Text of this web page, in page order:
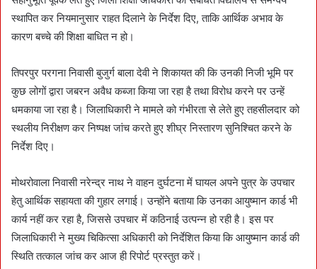
स्थापित कर नियमानुसार राहत दिलाने के निर्देश दिए, ताकि आर्थिक अभाव के
कारण बच्चे की शिक्षा बाधित न हो।
तिपरपुर परगना निवासी बुजुर्ग बाला देवी ने शिकायत की कि उनकी निजी भूमि पर
कुछ लोगों द्वारा जबरन अवैध कब्जा किया जा रहा है तथा विरोध करने पर उन्हें
धमकाया जा रहा है। जिलाधिकारी ने मामले को गंभीरता से लेते हुए तहसीलदार को
स्थलीय निरीक्षण कर निष्पक्ष जांच करते हुए शीघ्र निस्तारण सुनिश्चित करने के
निर्देश दिए।
मोथरोवाला निवासी नरेन्द्र नाथ ने वाहन दुर्घटना में घायल अपने पुत्र के उपचार
हेतु आर्थिक सहायता की गुहार लगाई। उन्होंने बताया कि उनका आयुष्मान कार्ड भी
कार्य नहीं कर रहा है, जिससे उपचार में कठिनाई उत्पन्न हो रही है। इस पर
जिलाधिकारी ने मुख्य चिकित्सा अधिकारी को निर्देशित किया कि आयुष्मान कार्ड की
स्थिति तत्काल जांच कर आज ही रिपोर्ट प्रस्तुत करें।